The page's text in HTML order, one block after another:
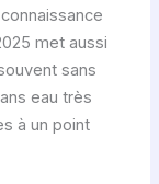
met aussi
sans
eau très
à un point